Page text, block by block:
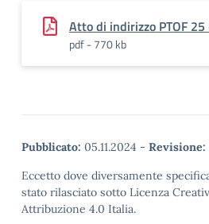
Atto di indirizzo PTOF
pdf - 770 kb
Pubblicato: 05.11.2024 - Revisione:
Eccetto dove diversamente
stato rilasciato sotto Licenza
Attribuzione 4.0 Italia.